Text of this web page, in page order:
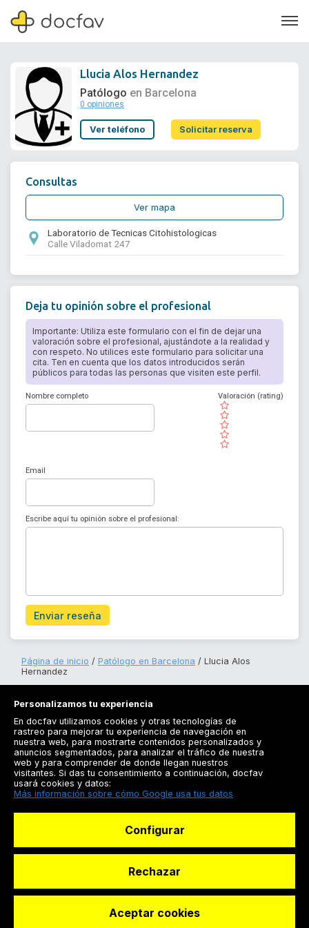
Soporte
Llucia Alos Hernandez
Patólogo en Barcelona
0 opiniones
Ver teléfono Solicitar reserva
Consultas
Ver mapa
Laboratorio de Tecnicas Citohistologicas
Calle Viladomat 247
Deja tu opinión sobre el profesional
Importante: Utiliza este formulario con el fin de dejar una
valoración sobre el profesional, ajustándote a la realidad y
con respeto. No utilices este formulario para solicitar una
cita. Ten en cuenta que los datos introducidos serán
públicos para todas las personas que visiten este perfil.
Nombre completo
( )
( )
( )
( )
( )
Valoración (rating)
Email
Escribe aquí tu opinión sobre el profesional:
Enviar reseña
Página de inicio Patólogo en Barcelona
Llucia Alos
Hernandez
Registrarse
Docfav
© Dashboard Technologies S.L
Personalizamos tu experiencia
En docfav utilizamos cookies y otras tecnologías de
rastreo para mejorar tu experiencia de navegación en
nuestra web, para mostrarte contenidos personalizados y
anuncios segmentados, para analizar el tráfico de nuestra
web y para comprender de donde llegan nuestros
visitantes. Si das tu consentimiento a continuación, docfav
usará cookies y datos:
Más información sobre cómo Google usa tus datos
Configurar
Rechazar
Aceptar cookies